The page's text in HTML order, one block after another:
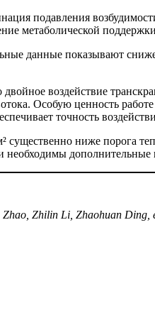
подавления
метаболической
данные показывают
воздействие
Особую ценность
точность
ниже порога
дополнительные
Zhao Zhilin Li Zhaohuan Ding